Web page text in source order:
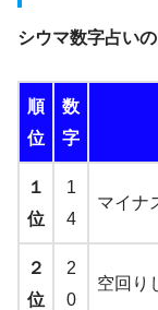
シウマ数字占い
順
位
数
字
１
位
1
4
マイナ
２
位
2
0
空回り